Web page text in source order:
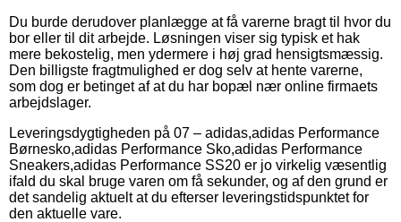
Du burde derudover planlægge at få varerne bragt til hvor du
bor eller til dit arbejde. Løsningen viser sig typisk et hak
mere bekostelig, men ydermere i høj grad hensigtsmæssig.
Den billigste fragtmulighed er dog selv at hente varerne,
som dog er betinget af at du har bopæl nær online firmaets
arbejdslager.
Leveringsdygtigheden på 07 – adidas,adidas Performance
Børnesko,adidas Performance Sko,adidas Performance
Sneakers,adidas Performance SS20 er jo virkelig væsentlig
ifald du skal bruge varen om få sekunder, og af den grund er
det sandelig aktuelt at du efterser leveringstidspunktet for
den aktuelle vare.